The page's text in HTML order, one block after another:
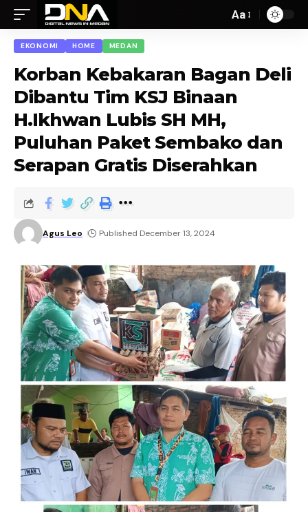
Aa
EKONOMI HOME MEDAN
Korban Kebakaran Bagan Deli
Dibantu Tim KSJ Binaan
H.Ikhwan Lubis SH MH,
Puluhan Paket Sembako dan
Serapan Gratis Diserahkan
Agus Leo Published December 13, 2024